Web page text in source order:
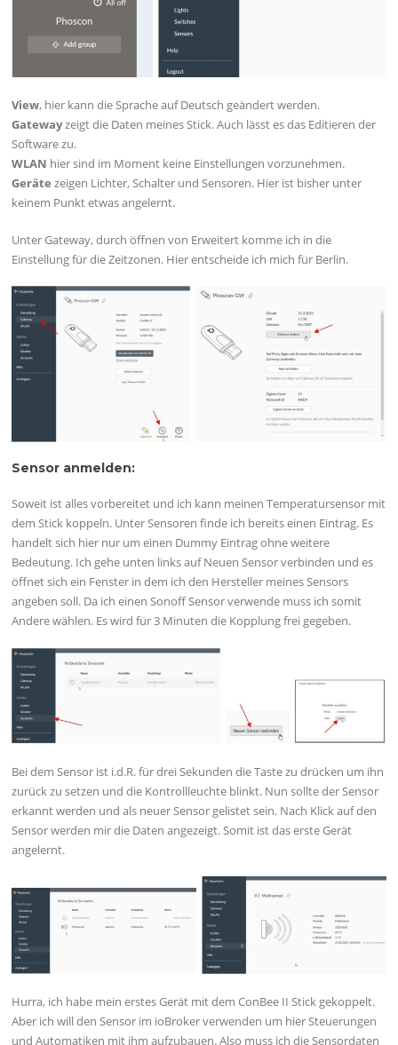
View, hier kann die Sprache auf Deutsch geändert werden.
Gatewayzeigt die Daten meines Stick. Auch lässt es das Editieren der
Software zu.
WLAN hier sind im Moment keine Einstellungen vorzunehmen.
Geräte zeigen Lichter, Schalter und Sensoren. Hier ist bisher unter
keinem Punkt etwas angelernt.
Unter Gateway, durch öffnen von Erweitert komme ich in die
Einstellung für die Zeitzonen. Hier entscheide ich mich für Berlin.
Sensor anmelden:
Soweit ist alles vorbereitet und ich kann meinen Temperatursensor mit
dem Stick koppeln. Unter Sensoren finde ich bereits einen Eintrag. Es
handelt sich hier nur um einen Dummy Eintrag ohne weitere
Bedeutung. Ich gehe unten links auf Neuen Sensor verbinden und es
öffnet sich ein Fenster in dem ich den Hersteller meines Sensors
angeben soll. Da ich einen Sonoff Sensor verwende muss ich somit
Andere wählen. Es wird für 3 Minuten die Kopplung frei gegeben.
Bei dem Sensor ist i.d.R. für drei Sekunden die Taste zu drücken um ihn
zurück zu setzen und die Kontrollleuchte blinkt. Nun sollte der Sensor
erkannt werden und als neuer Sensor gelistet sein. Nach Klick auf den
Sensor werden mir die Daten angezeigt. Somit ist das erste Gerät
angelernt.
Hurra, ich habe mein erstes Gerät mit dem ConBee II Stick gekoppelt.
Aber ich will den Sensor im ioBroker verwenden um hier Steuerungen
und Automatiken mit ihm aufzubauen. Also muss ich die Sensordaten